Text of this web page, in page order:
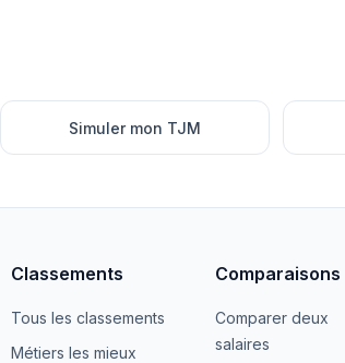
Simuler mon TJM
Classements
Tous les classements
Métiers les mieux
Comparaisons
Comparer deux
salaires